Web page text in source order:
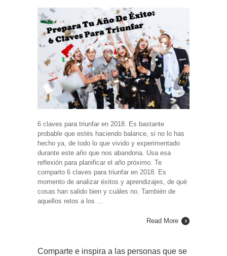
6 claves para triunfar en 2018. Es bastante
probable que estés haciendo balance, si no lo has
hecho ya, de todo lo que vivido y experimentado
durante este año que nos abandona. Usa esa
reflexión para planificar el año próximo. Te
comparto 6 claves para triunfar en 2018. Es
momento de analizar éxitos y aprendizajes, de qué
cosas han salido bien y cuáles no. También de
aquellos retos a los …
Read More
Comparte e inspira a las personas que se